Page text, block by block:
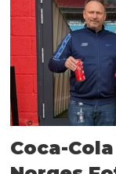
Coca-